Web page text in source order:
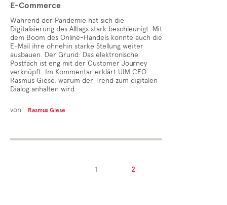
E-Commerce
Während der Pandemie hat sich die
Digitalisierung des Alltags stark beschleunigt. Mit
dem Boom des Online-Handels konnte auch die
E-Mail ihre ohnehin starke Stellung weiter
ausbauen. Der Grund: Das elektronische
Postfach ist eng mit der Customer Journey
verknüpft. Im Kommentar erklärt UIM CEO
Rasmus Giese, warum der Trend zum digitalen
Dialog anhalten wird.
von Rasmus Giese
1 2